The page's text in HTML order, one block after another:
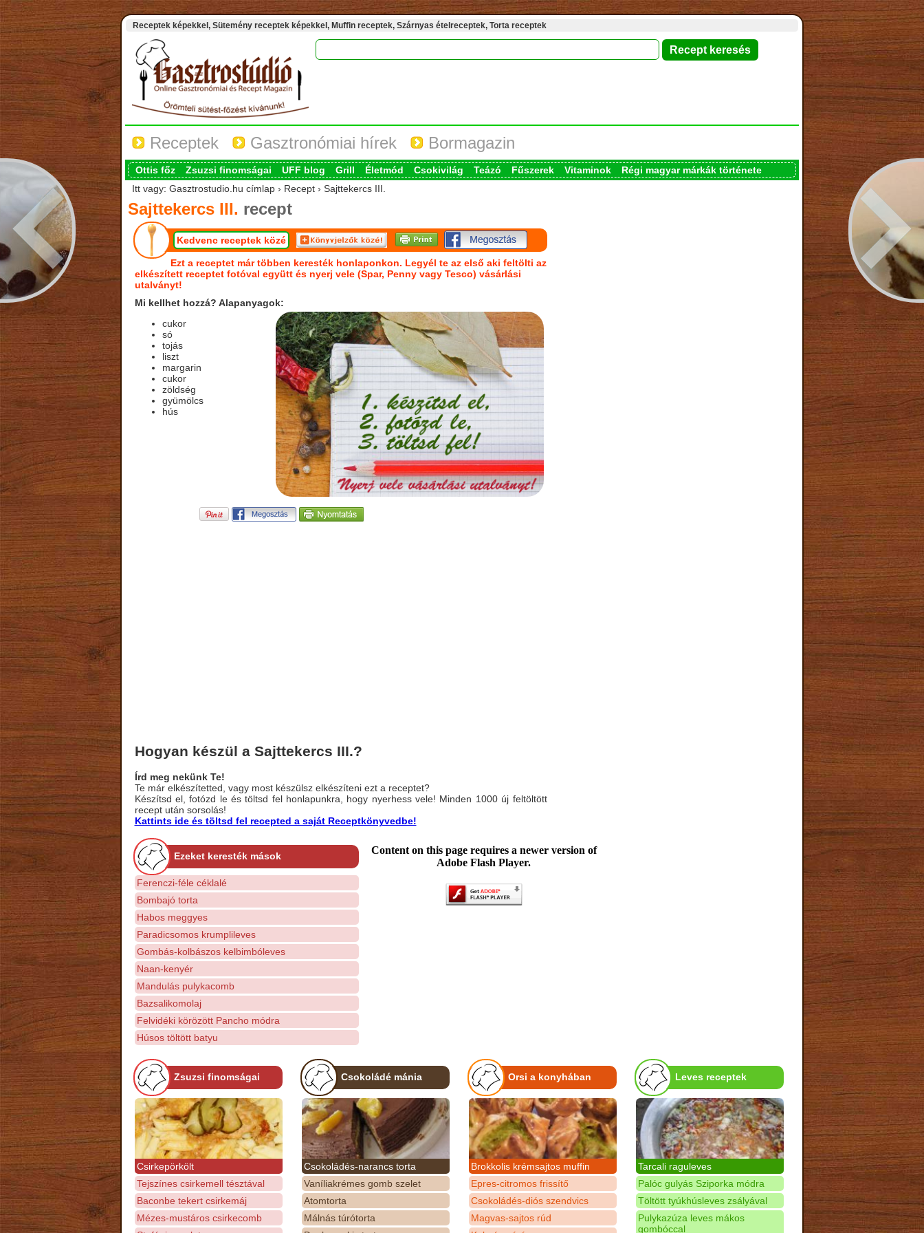
Receptek képekkel, Sütemény receptek képekkel, Muffin receptek, Szárnyas ételreceptek, Torta receptek
Receptek Gasztronómiai hírek Bormagazin
Ottis főz Zsuzsi finomságai UFF blog Grill Életmód Csokivilág Teázó Fűszerek Vitaminok
Régi magyar márkák története
Itt vagy: Gasztrostudio.hu címlap › Recept › Sajttekercs III.
Sajttekercs III. recept
Kedvenc receptek közé
Ezt a receptet már többen keresték honlaponkon. Legyél te az első aki feltölti az
elkészített receptet fotóval együtt és nyerj vele (Spar, Penny vagy Tesco) vásárlási
utalványt!
Mi kellhet hozzá? Alapanyagok:
cukor
só
tojás
liszt
margarin
cukor
zöldség
gyümölcs
hús
Hogyan készül a Sajttekercs III.?
Írd meg nekünk Te!
Te már elkészítetted, vagy most készülsz elkészíteni ezt a receptet?
Készítsd el, fotózd le és töltsd fel honlapunkra, hogy nyerhess vele! Minden 1000 új feltöltött
recept után sorsolás!
Kattints ide és töltsd fel recepted a saját Receptkönyvedbe!
Ezeket keresték mások
Ferenczi-féle céklalé
Bombajó torta
Habos meggyes
Paradicsomos krumplileves
Gombás-kolbászos kelbimbóleves
Naan-kenyér
Mandulás pulykacomb
Bazsalikomolaj
Felvidéki körözött Pancho módra
Húsos töltött batyu
Content on this page requires a newer version of
Adobe Flash Player.
Zsuzsi finomságai
Csirkepörkölt
Tejszínes csirkemell tésztával
Baconbe tekert csirkemáj
Mézes-mustáros csirkecomb
Csokoládé mánia
Csokoládés-narancs torta
Vaníliakrémes gomb szelet
Atomtorta
Málnás túrótorta
Orsi a konyhában
Brokkolis krémsajtos muffin
Epres-citromos frissítő
Csokoládés-diós szendvics
Magvas-sajtos rúd
Leves receptek
Tarcali raguleves
Palóc gulyás Sziporka módra
Töltött tyúkhúsleves zsályával
Pulykazúza leves mákos
gombóccal